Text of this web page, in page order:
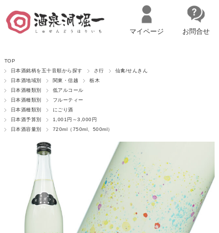
マイページへログイン
マイページ お問合せ
TOP
日本酒銘柄を五十音順から探す
さ行
仙禽/せんきん
日本酒地域別
関東・信越
栃木
日本酒種類別
低アルコール
日本酒種類別
フルーティー
日本酒種類別
にごり酒
日本酒予算別
1,001円～3,000円
日本酒容量別
720ml（750ml、500ml）